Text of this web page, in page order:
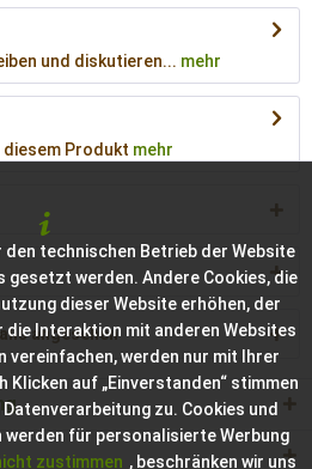
und diskutieren... mehr
diesem Produkt mehr
angesehen
den technischen Betrieb der Website
werden. Andere Cookies, die
dieser Website erhöhen, der
die Interaktion mit anderen Websites
vereinfachen, werden nur mit Ihrer
auf „Einverstanden“ stimmen
zu. Cookies und
werden für personalisierte Werbung
zustimmen , beschränken wir uns